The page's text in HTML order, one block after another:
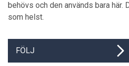
behövs och den används bara här.
som helst.
FÖLJ